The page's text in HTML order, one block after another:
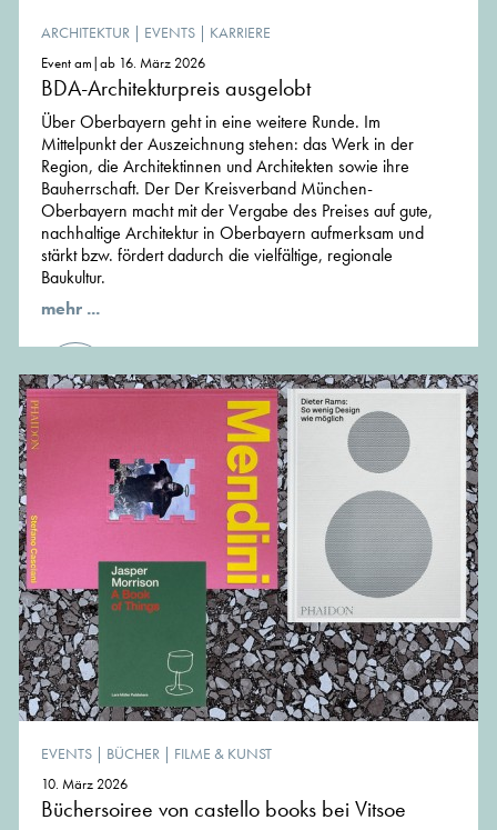
ARCHITEKTUR | EVENTS | KARRIERE
Event am|ab 16. März 2026
BDA-Architekturpreis ausgelobt
Über Oberbayern geht in eine weitere Runde. Im
Mittelpunkt der Auszeichnung stehen: das Werk in der
Region, die Architektinnen und Architekten sowie ihre
Bauherrschaft. Der Der Kreisverband München-
Oberbayern macht mit der Vergabe des Preises auf gute,
nachhaltige Architektur in Oberbayern aufmerksam und
stärkt bzw. fördert dadurch die vielfältige, regionale
Baukultur.
mehr ...
von der Redaktion von MünchenArchitektur
EVENTS | BÜCHER | FILME & KUNST
10. März 2026
Büchersoiree von castello books bei Vitsoe